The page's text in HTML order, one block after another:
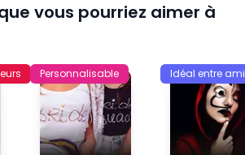
vous pourriez aimer à
Personnalisable Idéal entre